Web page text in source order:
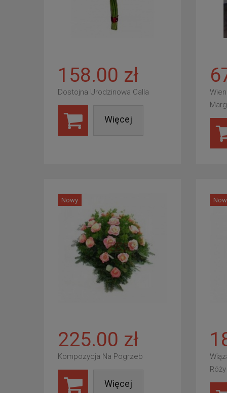
158.00 zł
Dostojna Urodzinowa Calla
Więcej
Nowy
225.00 zł
Kompozycja Na Pogrzeb
Więcej
Róży